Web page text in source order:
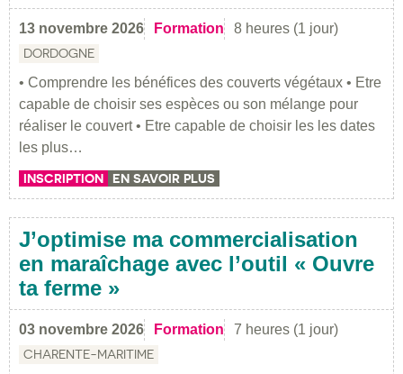
13 novembre 2026 Formation 8 heures (1 jour)
DORDOGNE
• Comprendre les bénéfices des couverts végétaux • Etre
capable de choisir ses espèces ou son mélange pour
réaliser le couvert • Etre capable de choisir les les dates
les plus…
INSCRIPTION EN SAVOIR PLUS
J’optimise ma commercialisation
en maraîchage avec l’outil « Ouvre
ta ferme »
03 novembre 2026 Formation 7 heures (1 jour)
CHARENTE-MARITIME